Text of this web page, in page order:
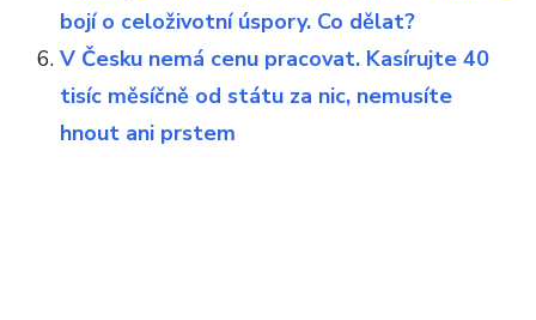
bojí o celoživotní úspory. Co dělat?
V Česku nemá cenu pracovat. Kasírujte 40
tisíc měsíčně od státu za nic, nemusíte
hnout ani prstem